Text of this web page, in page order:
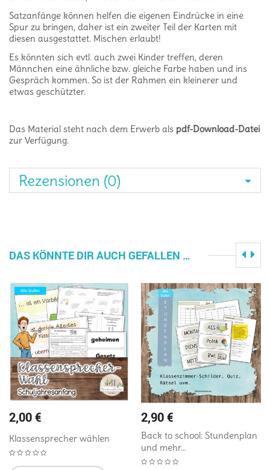
Satzanfänge können helfen die eigenen Eindrücke in eine
Spur zu bringen, daher ist ein zweiter Teil der Karten mit
diesen ausgestattet. Mischen erlaubt!
Es könnten sich evtl. auch zwei Kinder treffen, deren
Männchen eine ähnliche bzw. gleiche Farbe haben und ins
Gespräch kommen. So ist der Rahmen ein kleinerer und
etwas geschützter.
Das Material steht nach dem Erwerb als pdf-Download-Datei
zur Verfügung.
Rezensionen (0)
DAS KÖNNTE DIR AUCH GEFALLEN …
2,00€
Klassensprecher wählen
2,90€
Back to school: Stundenplan
und mehr…